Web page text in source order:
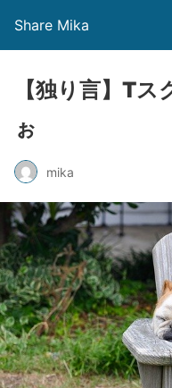
Share Mika
【独り言】T
ぉ
mika